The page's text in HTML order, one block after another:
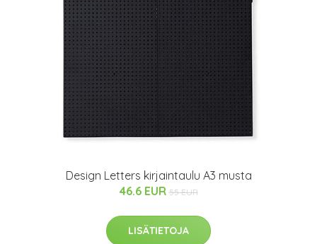
Design Letters kirjaintaulu A3 musta
46.6 EUR 55 EUR
LISÄTIETOJA